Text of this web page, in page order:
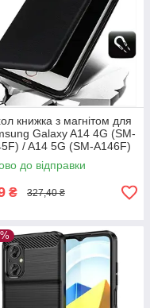
книжка з магнітом для
Galaxy A14 4G (SM-
/ A14 5G (SM-A146F)
до відправки
₴ 327,40 ₴